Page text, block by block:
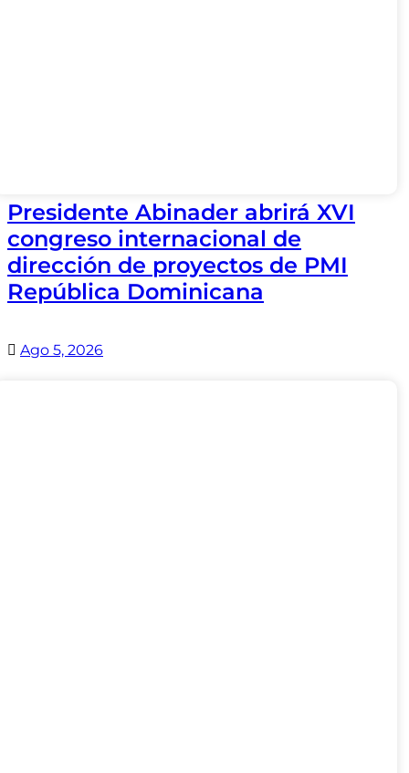
Presidente Abinader abrirá XVI
congreso internacional de
dirección de proyectos de PMI
República Dominicana
Ago 5, 2026